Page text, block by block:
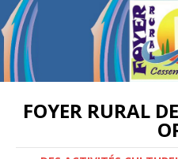
FOYER RURAL